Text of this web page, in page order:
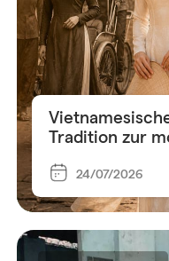
Tradition zur
24/07/2026